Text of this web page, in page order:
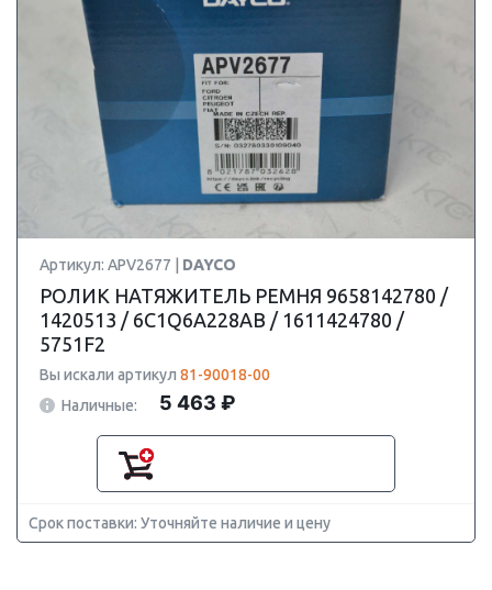
Артикул: APV2677 | DAYCO
РОЛИК НАТЯЖИТЕЛЬ РЕМНЯ 9658142780 /
1420513 / 6C1Q6A228AB / 1611424780 /
5751F2
Вы искали артикул 81-90018-00
Наличные:
5 463 ₽
Срок поставки: Уточняйте наличие и цену